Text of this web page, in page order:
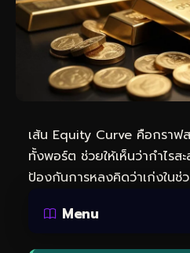
เส้น Equity Curve คือกราฟ
ทั้งพอร์ต ช่วยให้เห็นว่ากำไรส
ป้องกันการหลงคิดว่าเก่งในช่
Menu